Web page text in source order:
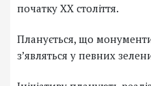
початку ХХ століття.
Планується, що
з’являться у певних